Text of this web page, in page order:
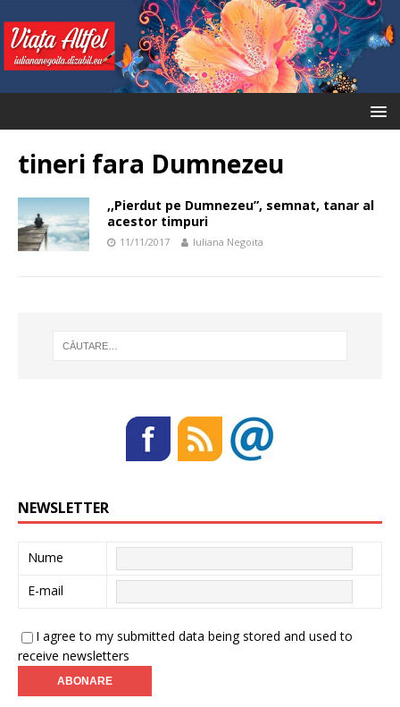
tineri fara Dumnezeu
,,Pierdut pe Dumnezeu”, semnat, tanar al
acestor timpuri
11/11/2017 Iuliana Negoita
NEWSLETTER
Nume
E-mail
I agree to my submitted data being stored and used to
receive newsletters